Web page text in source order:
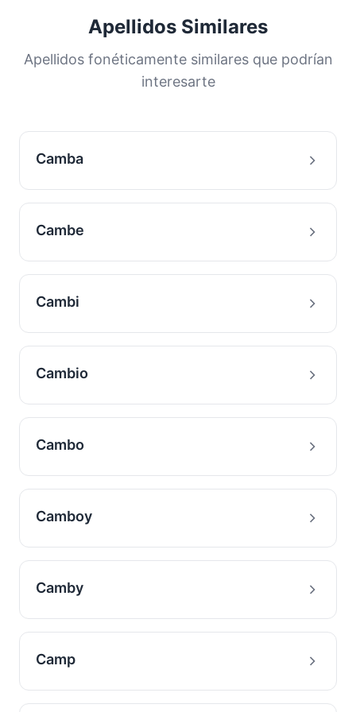
Apellidos Similares
Apellidos fonéticamente similares que podrían
interesarte
Camba
Cambe
Cambi
Cambio
Cambo
Camboy
Camby
Camp